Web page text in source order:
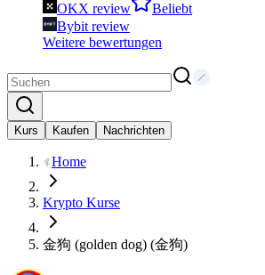
OKX review
Beliebt
Bybit review
Weitere bewertungen
Kurs Kaufen Nachrichten
Home
Krypto Kurse
金狗 (golden dog) (金狗)